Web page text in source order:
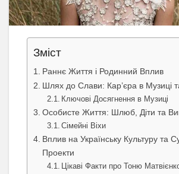
Зміст
Раннє Життя і Родинний Вплив
Шлях до Слави: Кар’єра в Музиці
Ключові Досягнення в Музиці
Особисте Життя: Шлюб, Діти та
Сімейні Віхи
Вплив на Українську Культуру та
Проекти
Цікаві Факти про Тоню